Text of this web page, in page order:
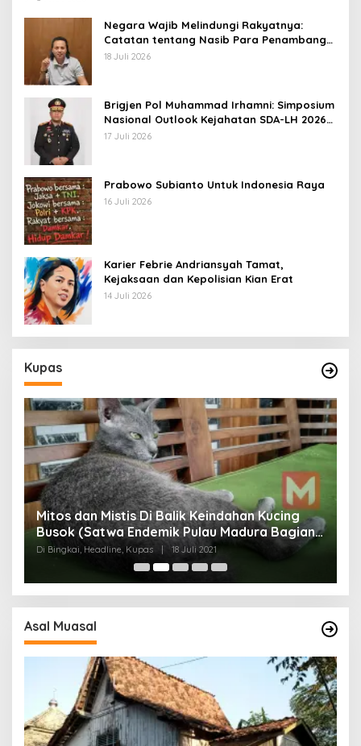
Negara Wajib Melindungi Rakyatnya:
Catatan tentang Nasib Para Penambang
Belerang Kawah Ijen
18 Juli 2026
Brigjen Pol Muhammad Irhamni: Simposium
Nasional Outlook Kejahatan SDA-LH 2026–
2030 Beri Banyak Masukan Bagi APH
17 Juli 2026
Prabowo Subianto Untuk Indonesia Raya
16 Juli 2026
Karier Febrie Andriansyah Tamat,
Kejaksaan dan Kepolisian Kian Erat
14 Juli 2026
Kupas
Mitos dan Mistis Di Balik Keindahan Kucing
Busok (Satwa Endemik Pulau Madura Bagian
I)
Di Bingkai, Headline, Kupas 18 Juli 2021
Asal Muasal